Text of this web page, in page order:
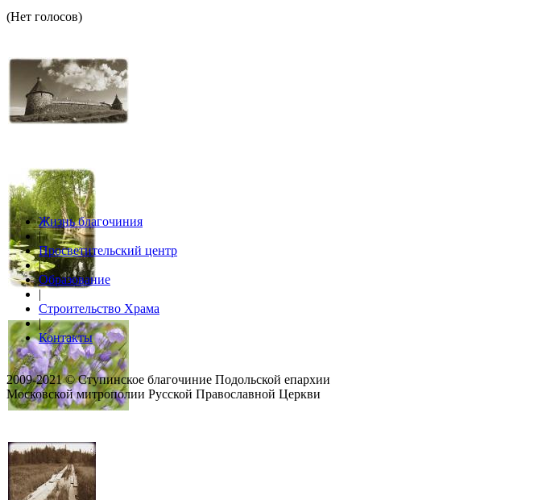
(Нет голосов)
Жизнь благочиния
|
Просветительский центр
|
Образование
|
Строительство Храма
|
Контакты
2009-2021 © Ступинское благочиние Подольской епархии
Московской митрополии Русской Православной Церкви